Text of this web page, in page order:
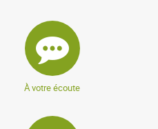
À votre écoute